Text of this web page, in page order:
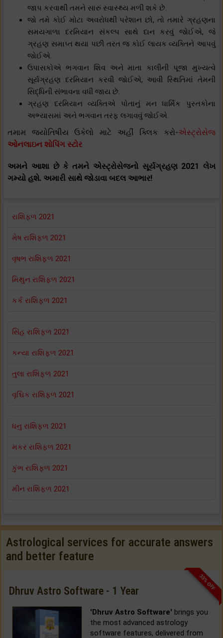
જાપ કરવાથી તમને સારું સ્વાસ્થ્ય મળી શકે છે.
જો તમે કોઈ મોટા અવરોધથી પરેશાન છો, તો તમારે ગ્રહણના
સમયગાળા દરમિયાન સંકલ્પ સાથે દાન કરવું જોઈએ, જે
ગ્રહણ સમાપ્ત થયા પછી તરત જ કોઈ લાયક વ્યક્તિને આપવું
જોઈએ.
ઉપાસકોએ ભગવાન શિવ અને માતા કાલીની પૂજા મુખ્યત્વે
સૂર્યગ્રહણ દરમિયાન કરવી જોઈએ, આવી સ્થિતિમાં તેમની
સિદ્ધિની સંભાવના વધી જાય છે.
ગ્રહણ દરમિયાન વ્યક્તિએ પોતાનું મન ધાર્મિક પુસ્તકોના
અભ્યાસમાં અને ભગવાન તરફ લગાવવું જોઈએ.
તમામ જ્યોતિષીય ઉકેલો માટે અહીં ક્લિક કરો-એસ્ટ્રોસેજ
ઓનલાઇન શોપિંગ સ્ટોર
અમને આશા છે કે તમને એસ્ટ્રોસેજનો સૂર્યગ્રહણ 2021 લેખ
ગમ્યો હશે. અમારી સાથે જોડાવા બદલ આભાર!
રાશિફળ 2021
મેષ રાશિફળ 2021
વૃષભ રાશિફળ 2021
મિથુન રાશિફળ 2021
કર્ક રાશિફળ 2021
સિંહ રાશિફળ 2021
કન્યા રાશિફળ 2021
તુલા રાશિફળ 2021
વૃશ્ચિક રાશિફળ 2021
ધનુ રાશિફળ 2021
મકર રાશિફળ 2021
કુંભ રાશિફળ 2021
મીન રાશિફળ 2021
Astrological services for accurate answers
and better feature
33% OFF
Dhruv Astro Software - 1 Year
'Dhruv Astro Software' brings you
the most advanced astrology
software features, delivered from